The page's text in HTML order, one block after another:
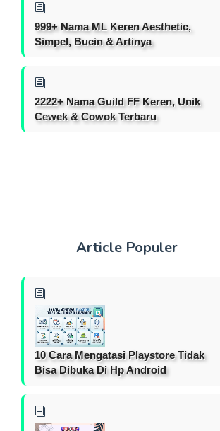
999+ Nama ML Keren Aesthetic,
Simpel, Bucin & Artinya
2222+ Nama Guild FF Keren, Unik
Cewek & Cowok Terbaru
Article Populer
10 Cara Mengatasi Playstore Tidak
Bisa Dibuka Di Hp Android